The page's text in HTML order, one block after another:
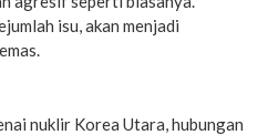
isu, akan menjadi
nuklir Korea Utara, hubungan